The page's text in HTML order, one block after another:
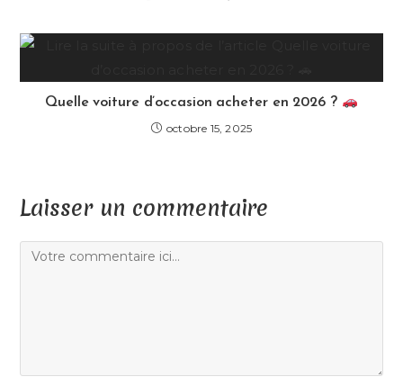
Quelle voiture d’occasion acheter en 2026 ?
octobre 15, 2025
Laisser un commentaire